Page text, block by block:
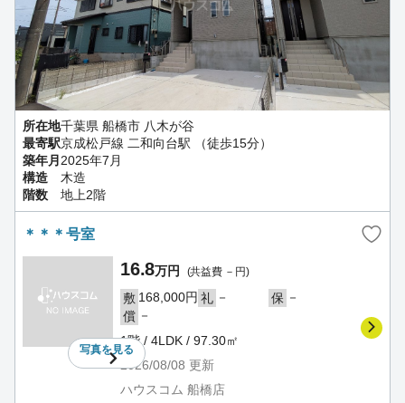
所在地千葉県 船橋市 八木が谷
最寄駅京成松戸線 二和向台駅 （徒歩15分）
築年月 2025年7月
構造
木造
階数
地上2階
＊＊＊号室
写真を見る
16.8万円 (共益費 －円)
敷 168,000円 礼 － 保 －
償 －
1階 / 4LDK / 97.30㎡
2026/08/08 更新
ハウスコム 船橋店